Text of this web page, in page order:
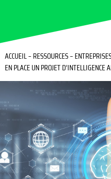
ACCUEIL– RESSOURCES–
EN PLACE UN PROJET